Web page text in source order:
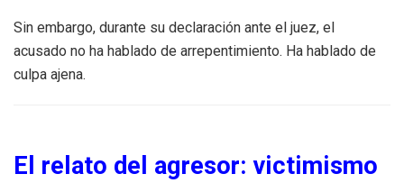
Sin embargo, durante su declaración ante el juez, el
acusado no ha hablado de arrepentimiento. Ha hablado de
culpa ajena.
El relato del agresor: victimismo